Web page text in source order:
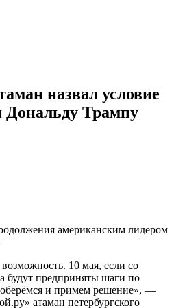
назвал условие
Дональду Трампу
американским лидером
10 мая, если со
будут предприняты шаги по
и примем решение», —
атаман петербургского